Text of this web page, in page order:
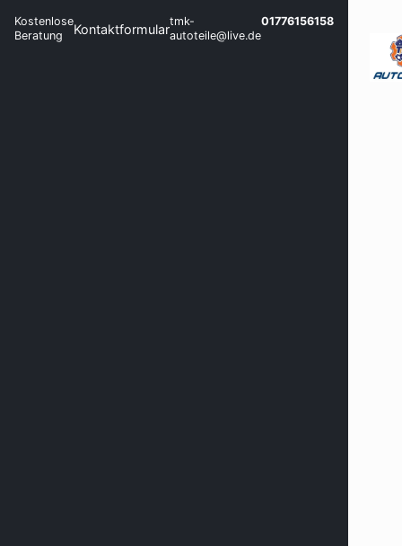
Kostenlose
Beratung
Kontaktformulartmk-
autoteile@live.de
01776156158